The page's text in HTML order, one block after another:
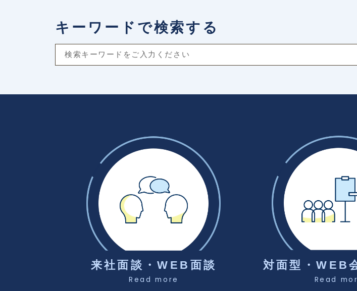
キーワードで検索する
来社面談・WEB面談
Read more
対面型・WEB
Read